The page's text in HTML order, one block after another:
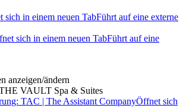
sich in einem neuen TabFührt auf eine externe
sich in einem neuen TabFührt auf eine
anzeigen/ändern
VAULT Spa & Suites
TAC | The Assistant CompanyÖffnet sich